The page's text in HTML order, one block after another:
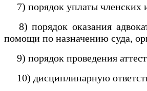
7) порядок уплаты членских
8) порядок оказания
помощи по назначению суда,
9) порядок проведения
10) дисциплинарную